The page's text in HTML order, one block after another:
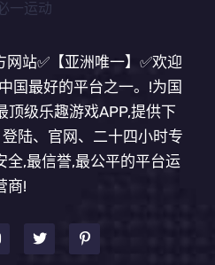
站✅【亚洲唯一】✅欢迎
国最好的平台之一。!为国
顶级乐趣游戏APP,提供下
陆、官网、二十四小时专
全,最信誉,最公平的平台运
商!